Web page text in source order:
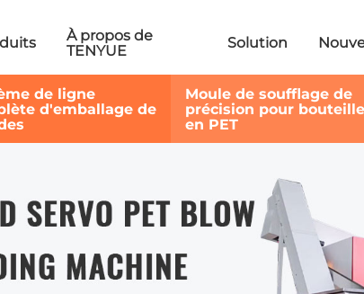
À propos de
TENYUE
Solution
de ligne
d'emballage de
Moule de soufflage de
précision pour
en PET